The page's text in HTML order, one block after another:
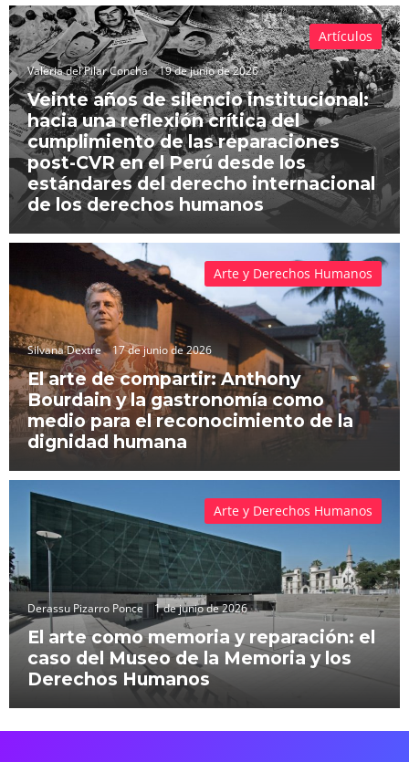
Valeria del Pilar Concha 19 de junio de 2026
Veinte años de silencio institucional:
hacia una reflexión crítica del
cumplimiento de las reparaciones
post-CVR en el Perú desde los
estándares del derecho internacional
de los derechos humanos
Artículos
Silvana Dextre 17 de junio de 2026
El arte de compartir: Anthony
Bourdain y la gastronomía como
medio para el reconocimiento de la
dignidad humana
Arte y Derechos Humanos
Derassu Pizarro Ponce 1 de junio de 2026
El arte como memoria y reparación: el
caso del Museo de la Memoria y los
Derechos Humanos
Arte y Derechos Humanos